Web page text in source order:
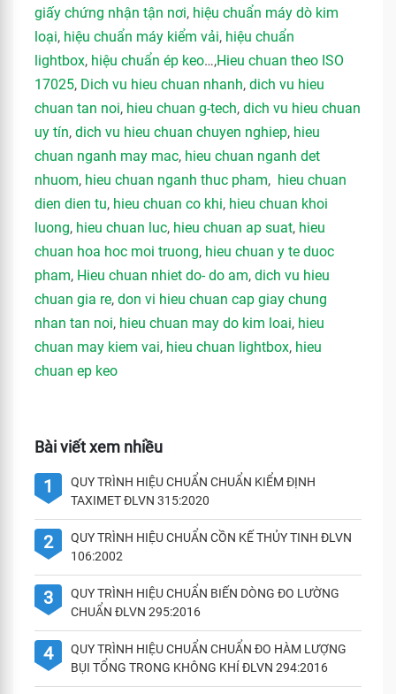
giấy chứng nhận tận nơi, hiệu chuẩn máy dò kim
loại, hiệu chuẩn máy kiểm vải, hiệu chuẩn
lightbox, hiệu chuẩn ép keo…,Hieu chuan theo ISO
17025, Dich vu hieu chuan nhanh, dich vu hieu
chuan tan noi, hieu chuan g-tech, dich vu hieu chuan
uy tín, dich vu hieu chuan chuyen nghiep, hieu
chuan nganh may mac, hieu chuan nganh det
nhuom, hieu chuan nganh thuc pham, hieu chuan
dien dien tu, hieu chuan co khi, hieu chuan khoi
luong, hieu chuan luc, hieu chuan ap suat, hieu
chuan hoa hoc moi truong, hieu chuan y te duoc
pham, Hieu chuan nhiet do- do am, dich vu hieu
chuan gia re, don vi hieu chuan cap giay chung
nhan tan noi, hieu chuan may do kim loai, hieu
chuan may kiem vai, hieu chuan lightbox, hieu
chuan ep keo
Bài viết xem nhiều
1
QUY TRÌNH HIỆU CHUẨN CHUẨN KIỂM ĐỊNH
TAXIMET ĐLVN 315:2020
2
QUY TRÌNH HIỆU CHUẨN CỒN KẾ THỦY TINH ĐLVN
106:2002
3
QUY TRÌNH HIỆU CHUẨN BIẾN DÒNG ĐO LƯỜNG
CHUẨN ĐLVN 295:2016
4
QUY TRÌNH HIỆU CHUẨN CHUẨN ĐO HÀM LƯỢNG
BỤI TỔNG TRONG KHÔNG KHÍ ĐLVN 294:2016